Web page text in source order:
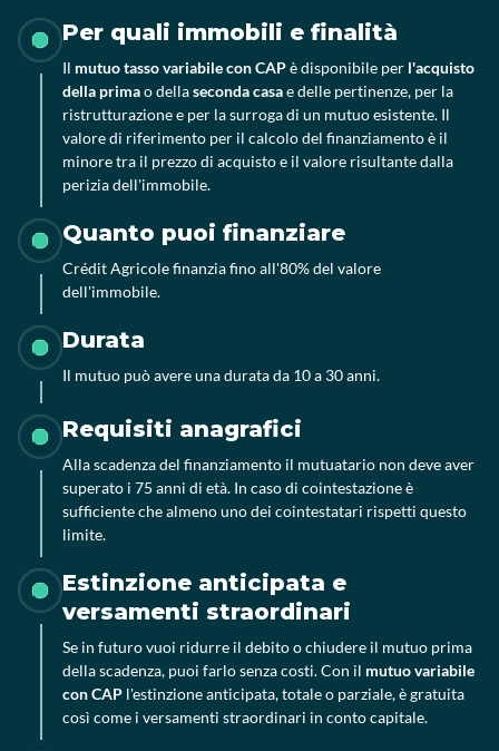
Per quali immobili e finalità
Il mutuo tasso variabile con CAPè disponibile per l'acquisto
della primao dellaseconda casae delle pertinenze, per la
ristrutturazione e per la surroga di un mutuo esistente. Il
valore di riferimento per il calcolo del finanziamento è il
minore tra il prezzo di acquisto e il valore risultante dalla
perizia dell'immobile.
Quanto puoi finanziare
Crédit Agricole finanzia fino all'80% del valore
dell'immobile.
Durata
Il mutuo può avere una durata da 10 a 30 anni.
Requisiti anagrafici
Alla scadenza del finanziamento il mutuatario non deve aver
superato i 75 anni di età. In caso di cointestazione è
sufficiente che almeno uno dei cointestatari rispetti questo
limite.
Estinzione anticipata e
versamenti straordinari
Se in futuro vuoi ridurre il debito o chiudere il mutuo prima
della scadenza, puoi farlo senza costi. Con il mutuo variabile
con CAP l'estinzione anticipata, totale o parziale, è gratuita
così come i versamenti straordinari in conto capitale.